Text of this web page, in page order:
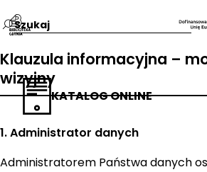
KATALOG ONLINE
Klauzula informacyjna –
wizyjny
1. Administrator danych
Administratorem Państwa danych